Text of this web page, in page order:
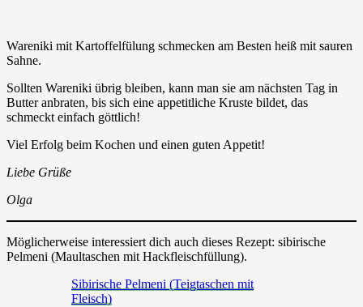
Wareniki mit Kartoffelfülung schmecken am Besten heiß mit sauren
Sahne.
Sollten Wareniki übrig bleiben, kann man sie am nächsten Tag in
Butter anbraten, bis sich eine appetitliche Kruste bildet, das
schmeckt einfach göttlich!
Viel Erfolg beim Kochen und einen guten Appetit!
Liebe Grüße
Olga
Möglicherweise interessiert dich auch dieses Rezept: sibirische
Pelmeni (Maultaschen mit Hackfleischfüllung).
Sibirische Pelmeni (Teigtaschen mit
Fleisch)